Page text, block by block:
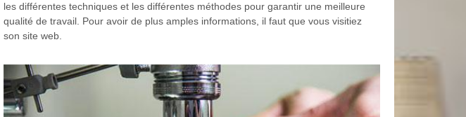
les différentes techniques et les différentes méthodes pour garantir une meilleure
qualité de travail. Pour avoir de plus amples informations, il faut que vous visitiez
son site web.